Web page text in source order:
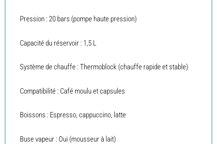
Pression : 20 bars (pompe haute pression)
Capacité du réservoir : 1,5 L
Système de chauffe : Thermoblock (chauffe rapide et stable)
Compatibilité : Café moulu et capsules
Boissons : Espresso, cappuccino, latte
Buse vapeur : Oui (mousseur à lait)